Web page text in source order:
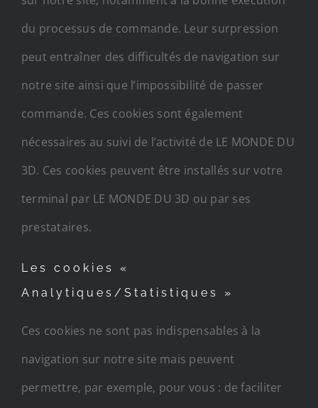
du processus de commande. Leur surpression
peut entraîner des difficultés de navigation sur
notre site ainsi que l’impossibilité de passer
commande. Ces cookies sont également
nécessaires au suivi de l’activité de LE MONDE DU
3D. Ces cookies peuvent être installés sur votre
terminal par LE MONDE DU 3D ou par ses
prestataires.
Les cookies «
Analytiques/Statistiques »
Ces cookies ne sont pas indispensables à la
navigation sur notre site mais peuvent
permettre, par exemple, pour vous : de faciliter